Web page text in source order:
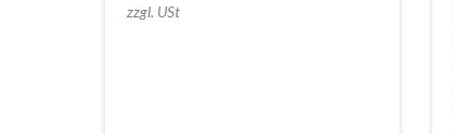
zzgl. USt